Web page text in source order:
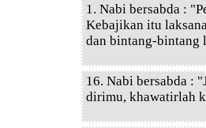
1. Nabi bersabda :
Kebajikan itu
dan bintang-
16. Nabi bersabda :
dirimu, khawatirlah